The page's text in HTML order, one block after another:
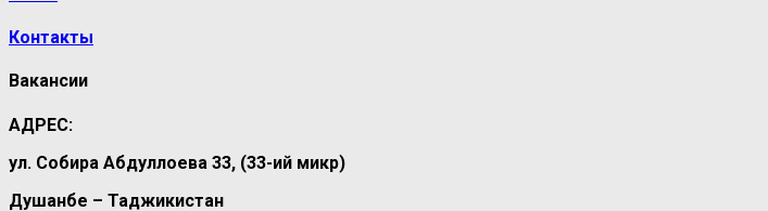
Контакты
Вакансии
АДРЕС:
ул. Собира Абдуллоева 33, (33-ий микр)
Душанбе – Таджикистан